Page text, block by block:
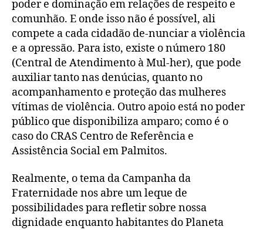
poder e dominação em relações de respeito e
comunhão. E onde isso não é possível, ali
compete a cada cidadão de-nunciar a violência
e a opressão. Para isto, existe o número 180
(Central de Atendimento à Mul-her), que pode
auxiliar tanto nas denúcias, quanto no
acompanhamento e proteção das mulheres
vítimas de violência. Outro apoio está no poder
público que disponibiliza amparo; como é o
caso do CRAS Centro de Referência e
Assistência Social em Palmitos.
Realmente, o tema da Campanha da
Fraternidade nos abre um leque de
possibilidades para refletir sobre nossa
dignidade enquanto habitantes do Planeta